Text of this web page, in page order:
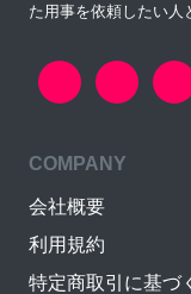
た用事を依頼したい人
COMPANY
会社概要
利用規約
特定商取引に基づ